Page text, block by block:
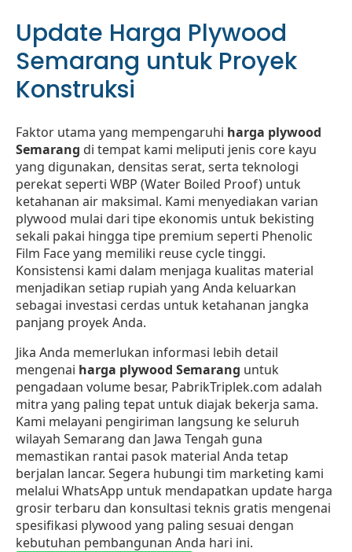
Update Harga Plywood
Semarang untuk Proyek
Konstruksi
Faktor utama yang mempengaruhi harga plywood
Semarang di tempat kami meliputi jenis core kayu
yang digunakan, densitas serat, serta teknologi
perekat seperti WBP (Water Boiled Proof) untuk
ketahanan air maksimal. Kami menyediakan varian
plywood mulai dari tipe ekonomis untuk bekisting
sekali pakai hingga tipe premium seperti Phenolic
Film Face yang memiliki reuse cycle tinggi.
Konsistensi kami dalam menjaga kualitas material
menjadikan setiap rupiah yang Anda keluarkan
sebagai investasi cerdas untuk ketahanan jangka
panjang proyek Anda.
Jika Anda memerlukan informasi lebih detail
mengenai harga plywood Semarang untuk
pengadaan volume besar, PabrikTriplek.com adalah
mitra yang paling tepat untuk diajak bekerja sama.
Kami melayani pengiriman langsung ke seluruh
wilayah Semarang dan Jawa Tengah guna
memastikan rantai pasok material Anda tetap
berjalan lancar. Segera hubungi tim marketing kami
melalui WhatsApp untuk mendapatkan update harga
grosir terbaru dan konsultasi teknis gratis mengenai
spesifikasi plywood yang paling sesuai dengan
kebutuhan pembangunan Anda hari ini.